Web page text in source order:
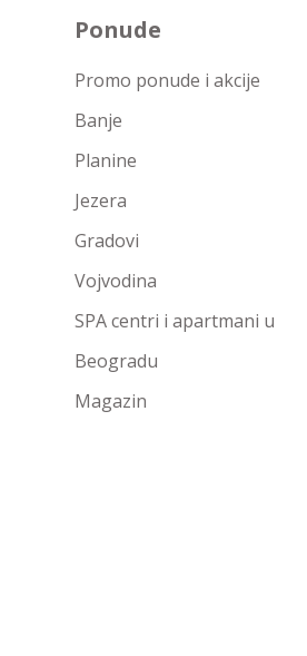
Ponude
Promo ponude i akcije
Banje
Planine
Jezera
Gradovi
Vojvodina
SPA centri i apartmani u
Beogradu
Magazin